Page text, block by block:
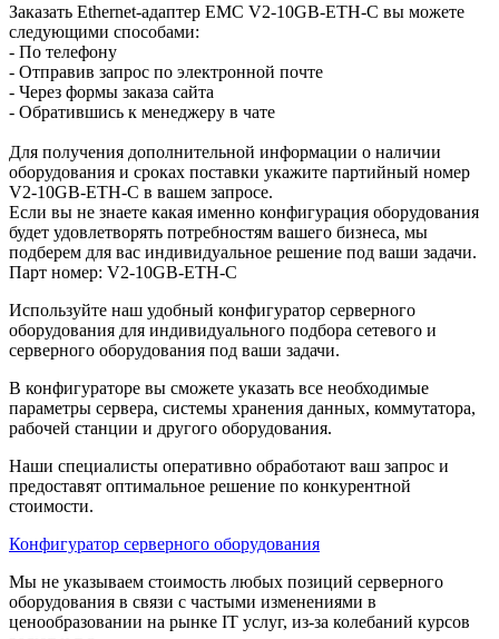
Заказать Ethernet-адаптер EMC V2-10GB-ETH-C вы можете
следующими способами:
- По телефону
- Отправив запрос по электронной почте
- Через формы заказа сайта
- Обратившись к менеджеру в чате
Для получения дополнительной информации о наличии
оборудования и сроках поставки укажите партийный номер
V2-10GB-ETH-C в вашем запросе.
Если вы не знаете какая именно конфигурация оборудования
будет удовлетворять потребностям вашего бизнеса, мы
подберем для вас индивидуальное решение под ваши задачи.
Парт номер: V2-10GB-ETH-C
Используйте наш удобный конфигуратор серверного
оборудования для индивидуального подбора сетевого и
серверного оборудования под ваши задачи.
В конфигураторе вы сможете указать все необходимые
параметры сервера, системы хранения данных, коммутатора,
рабочей станции и другого оборудования.
Наши специалисты оперативно обработают ваш запрос и
предоставят оптимальное решение по конкурентной
стоимости.
Конфигуратор серверного оборудования
Мы не указываем стоимость любых позиций серверного
оборудования в связи с частыми изменениями в
ценообразовании на рынке IT услуг, из-за колебаний курсов